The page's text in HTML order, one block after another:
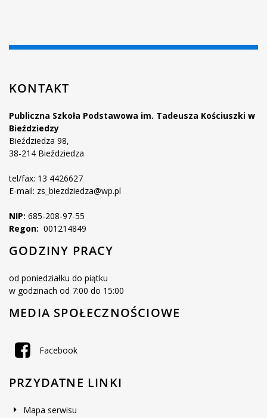
KONTAKT
Publiczna Szkoła Podstawowa im. Tadeusza Kościuszki w
Bieździedzy
Bieździedza 98,
38-214 Bieździedza
tel/fax: 13 4426627
E-mail: zs_biezdziedza@wp.pl
NIP: 685-208-97-55
Regon: 001214849
GODZINY PRACY
od poniedziałku do piątku
w godzinach od 7:00 do 15:00
MEDIA SPOŁECZNOŚCIOWE
Facebook
PRZYDATNE LINKI
Mapa serwisu